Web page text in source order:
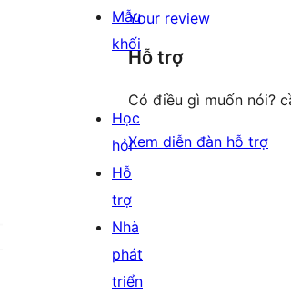
Your review
Hỗ trợ
Có điều gì muốn nói?
Xem diễn đàn hỗ trợ
Mẫu
khối
Học
hỏi
Hỗ
trợ
Nhà
phát
triển